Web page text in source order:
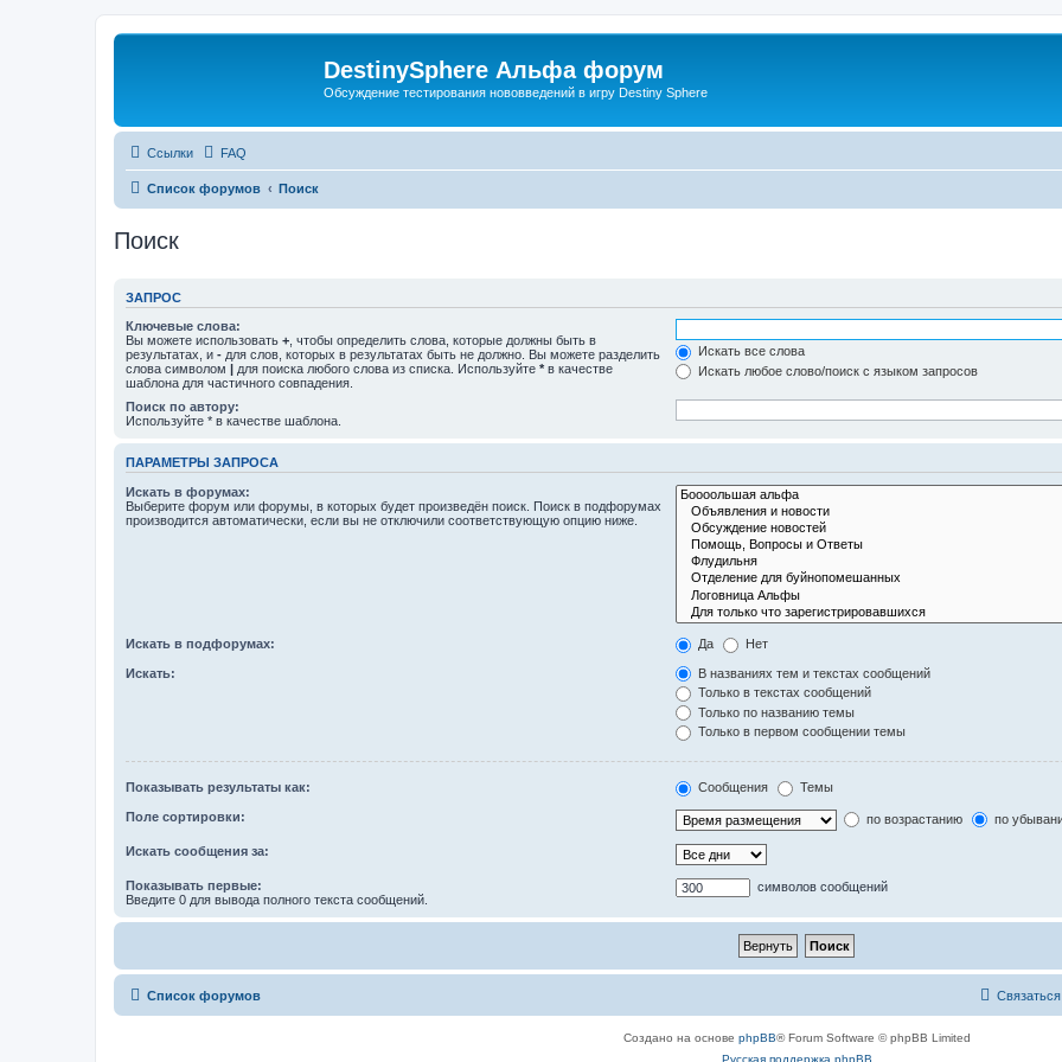
DestinySphere Альфа форум
Обсуждение тестирования нововведений в игру Destiny Sphere
Ссылки FAQ
Список форумов Поиск
Поиск
ЗАПРОС
Ключевые слова:
Вы можете использовать + , чтобы определить слова, которые должны быть в
результатах, и - для слов, которых в результатах быть не должно. Вы можете разделить
слова символом | для поиска любого слова из списка. Используйте * в качестве
шаблона для частичного совпадения.
Искать все слова
Искать любое слово/поиск с языком запросов
Поиск по автору:
Используйте * в качестве шаблона.
ПАРАМЕТРЫ ЗАПРОСА
Искать в форумах:
Выберите форум или форумы, в которых будет произведён поиск. Поиск в подфорумах
производится автоматически, если вы не отключили соответствующую опцию ниже.
Искать в подфорумах: Да Нет
Искать:
В названиях тем и текстах сообщений
Только в текстах сообщений
Только по названию темы
Только в первом сообщении темы
Показывать результаты как: Сообщения Темы
Поле сортировки: по возрастанию по
Искать сообщения за:
Показывать первые:
Введите 0 для вывода полного текста сообщений.
символов сообщений
Список форумов
Создано на основе phpBB® Forum Software © phpBB Limited
Русская поддержка phpBB